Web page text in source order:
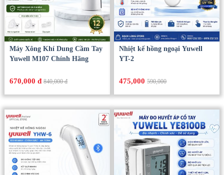
Máy Xông Khí Dung Cầm Tay
Yuwell M107 Chính Hãng
670,000 đ 840,000 đ
Nhiệt kế hồng ngoại Yuwell
YT-2
475,000590,000